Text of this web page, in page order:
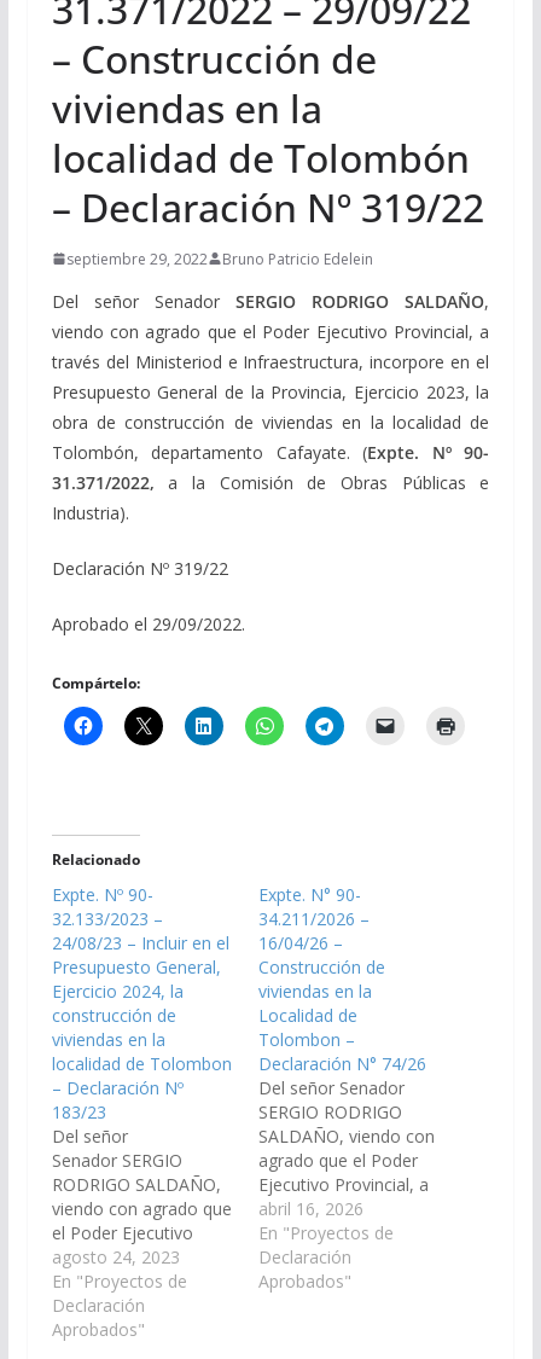
– Construcción de
viviendas en la
localidad de Tolombón
– Declaración Nº 319/22
septiembre 29, 2022 Bruno Patricio Edelein
Del señor SenadorSERGIO RODRIGO SALDAÑO,
viendo con agrado que el Poder Ejecutivo Provincial, a
través del Ministeriod e Infraestructura, incorpore en el
Presupuesto General de la Provincia, Ejercicio 2023, la
obra de construcción de viviendas en la localidad de
Tolombón, departamento Cafayate. (Expte. Nº 90-
31.371/2022,a la Comisión de Obras Públicas e
Industria).
Declaración Nº 319/22
Aprobado el 29/09/2022.
Compártelo:
Relacionado
Expte. Nº 90-
32.133/2023 –
24/08/23 – Incluir en el
Presupuesto General,
Ejercicio 2024, la
construcción de
viviendas en la
localidad de Tolombon
– Declaración Nº
183/23
Del señor
Senador SERGIO
RODRIGO SALDAÑO,
viendo con agrado que
el Poder Ejecutivo
Provincial, a través del
Ministerio de
Infraestructura, incluya
en el Presupuesto
agosto 24, 2023
En "Proyectos de
Declaración
Aprobados"
Expte. N° 90-
34.211/2026 –
16/04/26 –
Construcción de
viviendas en la
Localidad de
Tolombon –
Declaración N° 74/26
Del señor Senador
SERGIO RODRIGO
SALDAÑO, viendo con
agrado que el Poder
Ejecutivo Provincial, a
través del Ministerio de
Infraestructura,
gestione la
construcción de
abril 16, 2026
En "Proyectos de
Declaración
Aprobados"